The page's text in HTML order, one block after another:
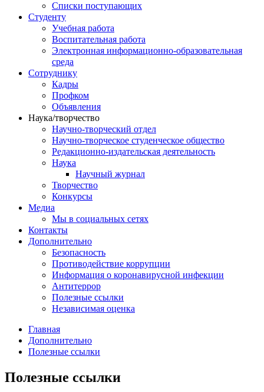
Списки поступающих
Студенту
Учебная работа
Воспитательная работа
Электронная информационно-образовательная
среда
Сотруднику
Кадры
Профком
Объявления
Наука/творчество
Научно-творческий отдел
Научно-творческое студенческое общество
Редакционно-издательская деятельность
Наука
Научный журнал
Творчество
Конкурсы
Медиа
Мы в социальных сетях
Контакты
Дополнительно
Безопасность
Противодействие коррупции
Информация о коронавирусной инфекции
Антитеррор
Полезные ссылки
Независимая оценка
Главная
Дополнительно
Полезные ссылки
Полезные ссылки